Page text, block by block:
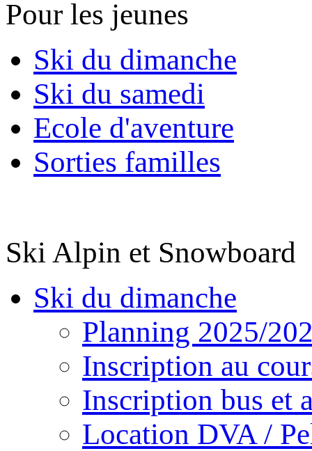
Pour les jeunes
Ski du dimanche
Ski du samedi
Ecole d'aventure
Sorties familles
Ski Alpin et Snowboard
Ski du dimanche
Planning 2025/
Inscription au
Inscription bus et
Location DVA /